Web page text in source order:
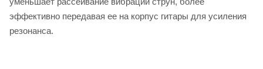
эффективно передавая ее на корпус гитары для усиления
резонанса.